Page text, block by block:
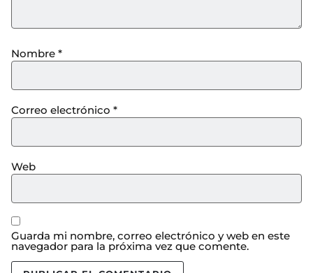
Nombre *
Correo electrónico *
Web
Guarda mi nombre, correo electrónico y web en este
navegador para la próxima vez que comente.